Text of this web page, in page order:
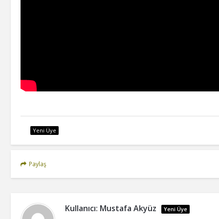
Yeni Üye
Paylaş
Kullanıcı: Mustafa Akyüz Yeni Üye